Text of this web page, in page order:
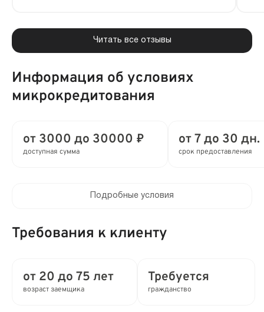
Читать все отзывы
Информация об условиях
микрокредитования
от 3000 до 30000 ₽
доступная сумма
от 7 до 30 дн.
срок предоставления
от 0 до 0.8%
Подробные условия
Требования к клиенту
от 20 до 75 лет
возраст заемщика
Требуется
гражданство